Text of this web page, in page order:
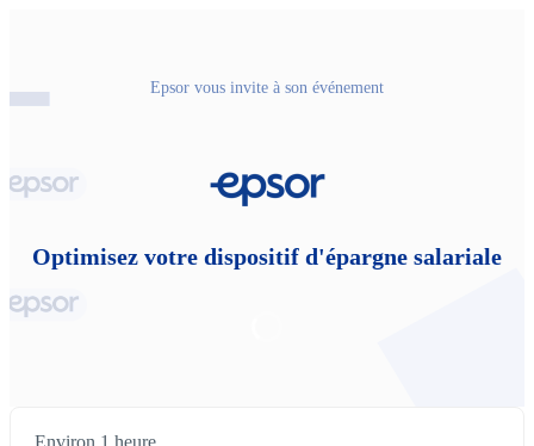
Epsor vous invite à son événement
Optimisez votre dispositif d'épargne salariale